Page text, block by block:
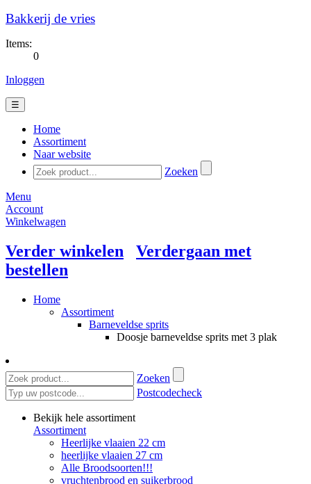
Bakkerij de vries
Items:
0
Inloggen
☰
Home
Assortiment
Naar website
Zoeken
Menu
Account
Winkelwagen
Verder winkelen
Verdergaan met
bestellen
Home
Assortiment
Barneveldse sprits
Doosje barneveldse sprits met 3 plak
Zoeken
Postcodecheck
Bekijk hele assortiment
Assortiment
Heerlijke vlaaien 22 cm
heerlijke vlaaien 27 cm
Alle Broodsoorten!!!
vruchtenbrood en suikerbrood